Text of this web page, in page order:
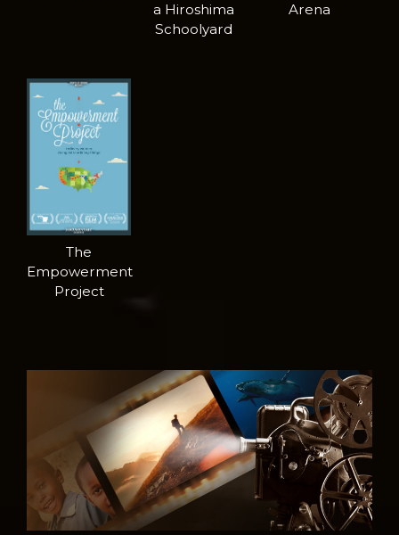
a Hiroshima
Schoolyard
Arena
The
Empowerment
Project